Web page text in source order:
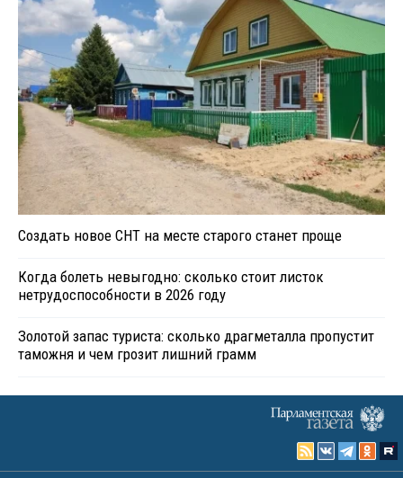
Создать новое СНТ на месте старого станет проще
Когда болеть невыгодно: сколько стоит листок
нетрудоспособности в 2026 году
Золотой запас туриста: сколько драгметалла пропустит
таможня и чем грозит лишний грамм